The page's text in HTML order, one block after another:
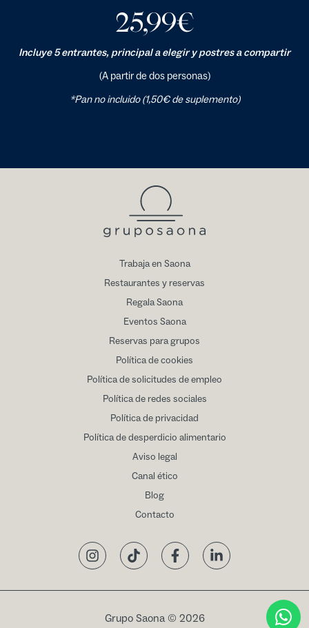
25,99€
Incluye 5 entrantes, principal a elegir y postres a compartir
(A partir de dos personas)
*Pan no incluido (1,50€ de suplemento)
Trabaja en Saona
Restaurantes y reservas
Regala Saona
Eventos Saona
Reservas para grupos
Política de cookies
Política de solicitudes de empleo
Política de redes sociales
Política de privacidad
Política de desperdicio alimentario
Aviso legal
Canal ético
Blog
Contacto
InstagramTikTok FacebookLinkedIn
Grupo Saona © 2026